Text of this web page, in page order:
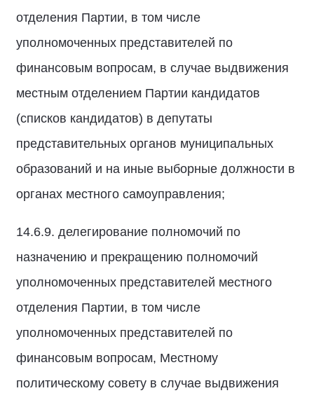
отделения Партии, в том числе
уполномоченных представителей по
финансовым вопросам, в случае выдвижения
местным отделением Партии кандидатов
(списков кандидатов) в депутаты
представительных органов муниципальных
образований и на иные выборные должности в
органах местного самоуправления;
14.6.9. делегирование полномочий по
назначению и прекращению полномочий
уполномоченных представителей местного
отделения Партии, в том числе
уполномоченных представителей по
финансовым вопросам, Местному
политическому совету в случае выдвижения